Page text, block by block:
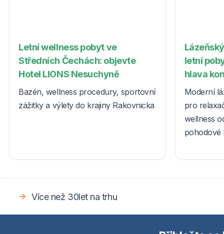
Letní wellness pobyt ve
Středních Čechách: objevte
Hotel LIONS Nesuchyně
Bazén, wellness procedury, sportovní
zážitky a výlety do krajiny Rakovnicka
letní
hlava
Moderní
pro
wellness
pohodové
Více než 30let na trhu